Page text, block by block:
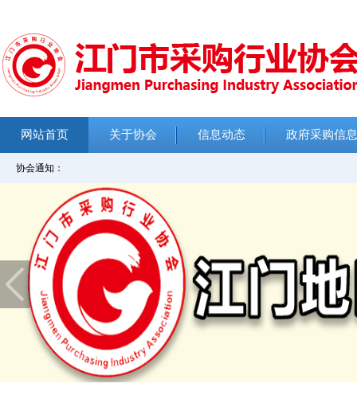
网站首页 关于协会 信息动态 政府采购信息
协会通知：